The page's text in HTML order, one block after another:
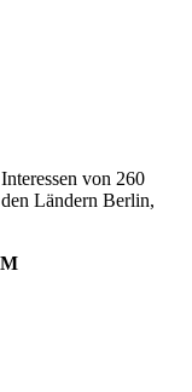
von 260
Ländern Berlin,